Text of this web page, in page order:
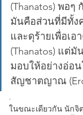
(Thanatos) พอๆ
มันคือส่วนที่มีทั้ง
และดุร้ายเพื่อเอ
(Thanatos) แต่
มอบให้อย่างอ่อ
สัญชาตญาณ
.
ในขณะเดียวกัน นักจิ